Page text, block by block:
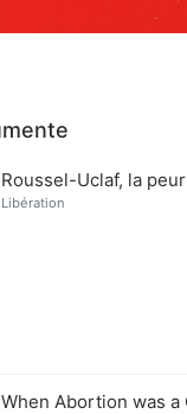
Roussel-Uclaf, la
Libération
When Abortion was a